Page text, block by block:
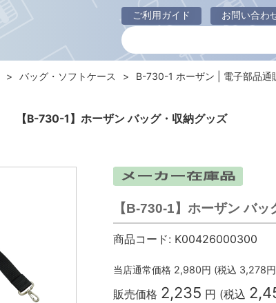
ご利用ガイド お問い合わ
【B-730-1】ホーザン バッグ・収納グッズ
バッグ・ソフトケース B-730-1 ホーザン | 電子部品通
【B-730-1】ホーザン バ
商品コード: K00426000300
当店通常価格 2,980円 (税込 3,278
販売価格 2,235 円 (税込